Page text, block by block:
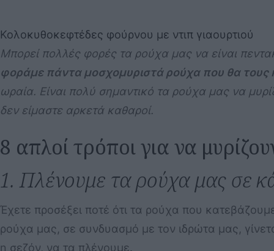
Κολοκυθοκεφτέδες φούρνου με ντιπ γιαουρτιού
Μπορεί πολλές φορές τα ρούχα μας να είναι
φοράμε πάντα μοσχομυριστά ρούχα που θα τους
ωραία. Είναι πολύ σημαντικό τα ρούχα μας να
δεν είμαστε αρκετά καθαροί.
8 απλοί τρόποι για να
1. Πλένουμε τα ρούχα μας σε
Έχετε προσέξει ποτέ ότι τα ρούχα που
ρούχα μας, σε συνδυασμό με τον ιδρώτα μας,
η σεζόν, να τα πλένουμε.